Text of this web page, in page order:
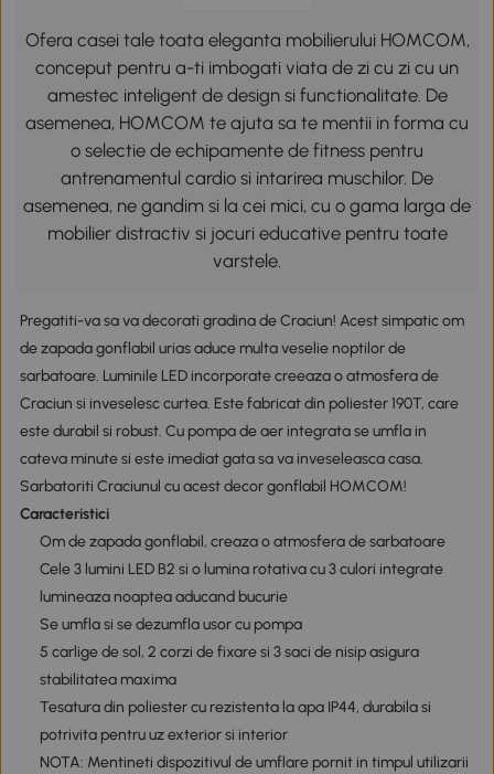
Ofera casei tale toata eleganta mobilierului HOMCOM,
conceput pentru a-ti imbogati viata de zi cu zi cu un
amestec inteligent de design si functionalitate. De
asemenea, HOMCOM te ajuta sa te mentii in forma cu
o selectie de echipamente de fitness pentru
antrenamentul cardio si intarirea muschilor. De
asemenea, ne gandim si la cei mici, cu o gama larga de
mobilier distractiv si jocuri educative pentru toate
varstele.
Pregatiti-va sa va decorati gradina de Craciun! Acest simpatic om
de zapada gonflabil urias aduce multa veselie noptilor de
sarbatoare. Luminile LED incorporate creeaza o atmosfera de
Craciun si inveselesc curtea. Este fabricat din poliester 190T, care
este durabil si robust. Cu pompa de aer integrata se umfla in
cateva minute si este imediat gata sa va inveseleasca casa.
Sarbatoriti Craciunul cu acest decor gonflabil HOMCOM!
Caracteristici
Om de zapada gonflabil, creaza o atmosfera de sarbatoare
Cele 3 lumini LED B2 si o lumina rotativa cu 3 culori integrate
lumineaza noaptea aducand bucurie
Se umfla si se dezumfla usor cu pompa
5 carlige de sol, 2 corzi de fixare si 3 saci de nisip asigura
stabilitatea maxima
Tesatura din poliester cu rezistenta la apa IP44, durabila si
potrivita pentru uz exterior si interior
NOTA: Mentineti dispozitivul de umflare pornit in timpul utilizarii